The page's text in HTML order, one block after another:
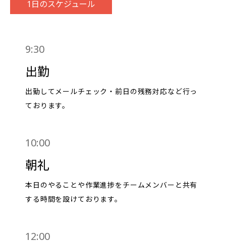
1日のスケジュール
9:30
出勤
出勤してメールチェック・前日の残務対応など行っ
ております。
10:00
朝礼
本日のやることや作業進捗をチームメンバーと共有
する時間を設けております。
12:00